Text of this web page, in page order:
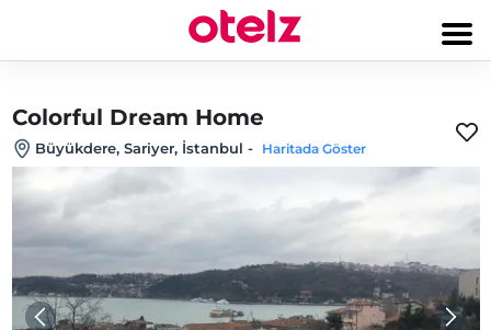
Colorful Dream Home
Büyükdere, Sariyer, İstanbul - Haritada Göster